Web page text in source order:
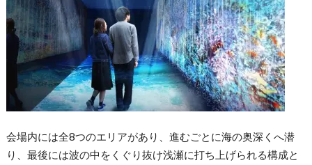
会場内には全8つのエリアがあり、進むごとに海の奥深くへ潜
り、最後には波の中をくぐり抜け浅瀬に打ち上げられる構成と